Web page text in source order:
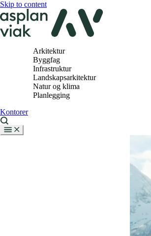
Skip to content
Arkitektur
Byggfag
Infrastruktur
Landskapsarkitektur
Natur og klima
Planlegging
Kontorer